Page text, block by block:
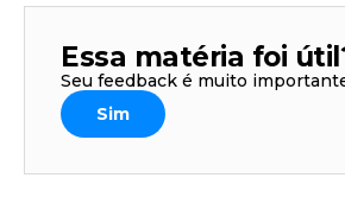
Essa matéria foi
Seu feedback é muito
Sim